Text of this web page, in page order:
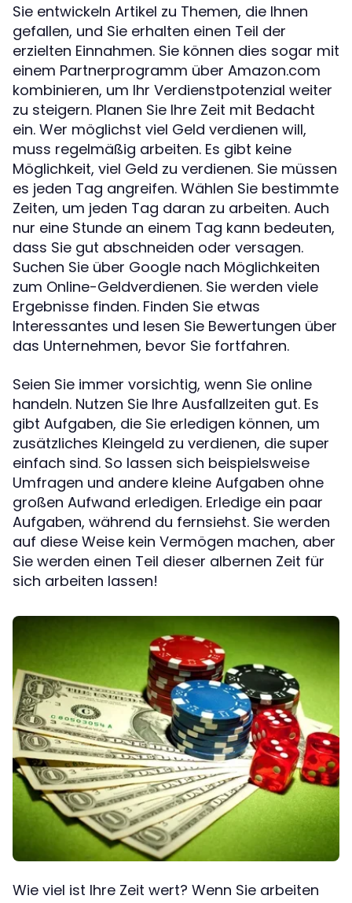
Sie entwickeln Artikel zu Themen, die Ihnen
gefallen, und Sie erhalten einen Teil der
erzielten Einnahmen. Sie können dies sogar mit
einem Partnerprogramm über Amazon.com
kombinieren, um Ihr Verdienstpotenzial weiter
zu steigern. Planen Sie Ihre Zeit mit Bedacht
ein. Wer möglichst viel Geld verdienen will,
muss regelmäßig arbeiten. Es gibt keine
Möglichkeit, viel Geld zu verdienen. Sie müssen
es jeden Tag angreifen. Wählen Sie bestimmte
Zeiten, um jeden Tag daran zu arbeiten. Auch
nur eine Stunde an einem Tag kann bedeuten,
dass Sie gut abschneiden oder versagen.
Suchen Sie über Google nach Möglichkeiten
zum Online-Geldverdienen. Sie werden viele
Ergebnisse finden. Finden Sie etwas
Interessantes und lesen Sie Bewertungen über
das Unternehmen, bevor Sie fortfahren.
Seien Sie immer vorsichtig, wenn Sie online
handeln. Nutzen Sie Ihre Ausfallzeiten gut. Es
gibt Aufgaben, die Sie erledigen können, um
zusätzliches Kleingeld zu verdienen, die super
einfach sind. So lassen sich beispielsweise
Umfragen und andere kleine Aufgaben ohne
großen Aufwand erledigen. Erledige ein paar
Aufgaben, während du fernsiehst. Sie werden
auf diese Weise kein Vermögen machen, aber
Sie werden einen Teil dieser albernen Zeit für
sich arbeiten lassen!
Wie viel ist Ihre Zeit wert? Wenn Sie arbeiten